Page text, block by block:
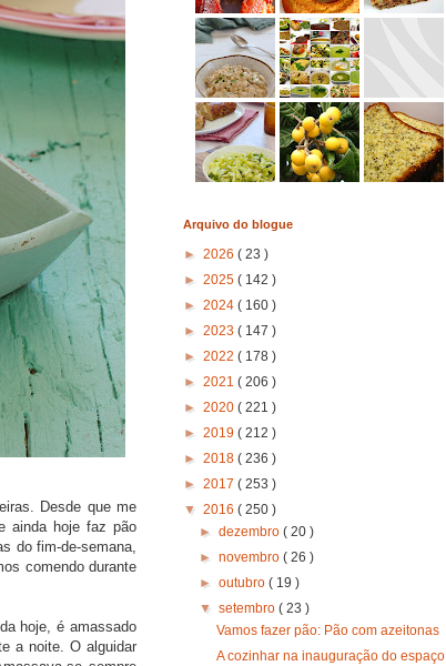
Desde que me
ainda hoje faz pão
do fim-de-semana,
comendo durante
hoje, é amassado
a noite. O alguidar
Arquivo do blogue
► 2026 ( 23 )
► 2025 ( 142 )
► 2024 ( 160 )
► 2023 ( 147 )
► 2022 ( 178 )
► 2021 ( 206 )
► 2020 ( 221 )
► 2019 ( 212 )
► 2018 ( 236 )
► 2017 ( 253 )
▼ 2016 ( 250 )
►dezembro( 20 )
►novembro( 26 )
►outubro( 19 )
▼setembro( 23 )
Vamos fazer pão: Pão com azeitonas
A cozinhar na inauguração do espaço